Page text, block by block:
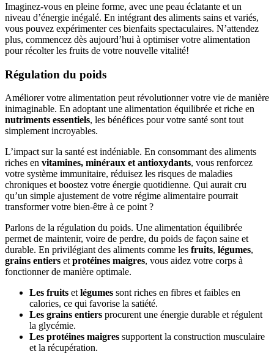
Imaginez-vous en pleine forme, avec une peau éclatante et un
niveau d’énergie inégalé. En intégrant des aliments sains et variés,
vous pouvez expérimenter ces bienfaits spectaculaires. N’attendez
plus, commencez dès aujourd’hui à optimiser votre alimentation
pour récolter les fruits de votre nouvelle vitalité!
Régulation du poids
Améliorer votre alimentation peut révolutionner votre vie de manière
inimaginable. En adoptant une alimentation équilibrée et riche en
nutriments essentiels, les bénéfices pour votre santé sont tout
simplement incroyables.
L’impact sur la santé est indéniable. En consommant des aliments
riches en vitamines, minéraux et antioxydants, vous renforcez
votre système immunitaire, réduisez les risques de maladies
chroniques et boostez votre énergie quotidienne. Qui aurait cru
qu’un simple ajustement de votre régime alimentaire pourrait
transformer votre bien-être à ce point ?
Parlons de la régulation du poids. Une alimentation équilibrée
permet de maintenir, voire de perdre, du poids de façon saine et
durable. En privilégiant des aliments comme les fruits, légumes,
grains entiers et protéines maigres, vous aidez votre corps à
fonctionner de manière optimale.
Les fruits et légumes sont riches en fibres et faibles en
calories, ce qui favorise la satiété.
Les grains entiers procurent une énergie durable et régulent
la glycémie.
Les protéines maigres supportent la construction musculaire
et la récupération.